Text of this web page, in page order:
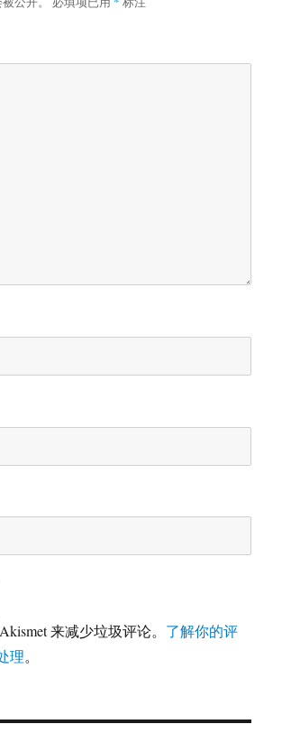
来减少垃圾评论。 了解你的评
理。